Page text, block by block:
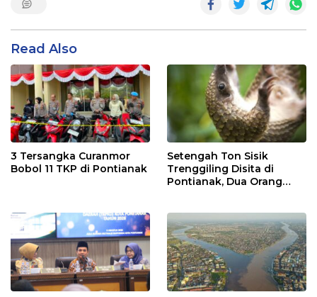
Read Also
3 Tersangka Curanmor
Bobol 11 TKP di Pontianak
Setengah Ton Sisik
Trenggiling Disita di
Pontianak, Dua Orang